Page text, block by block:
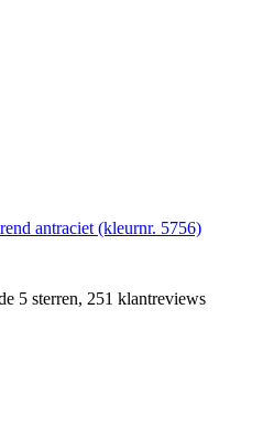
antraciet (kleurnr. 5756)
5 sterren, 251 klantreviews